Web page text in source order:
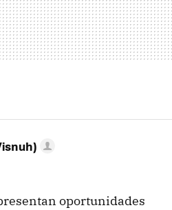
oportunidades